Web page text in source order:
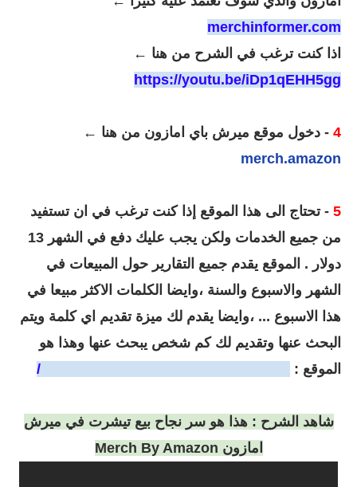
merchinformer.com
اذا كنت ترغب في الشرح من هنا ←
https://youtu.be/iDp1qEHH5gg
4 - دخول موقع ميرش باي امازون من هنا ←
merch.amazon
5 - تحتاج الى هذا الموقع إذا كنت ترغب في ان تستفيد
من جميع الخدمات ولكن يجب عليك دفع في الشهر 13
دولار . الموقع يقدم جميع التقارير حول المبيعات في
الشهر والاسبوع والسنة ،وايضا الكلمات الاكثر مبيعا في
هذا الاسبوع ... ،وايضا يقدم لك ميزة تقديم اي كلمة ويتم
البحث عنها وتقديم لك كم شخص يبحث عنها وهذا هو
الموقع :
شاهد الشرح : هذا هو سر نجاح بيع تيشرت في ميرش
امازون Merch By Amazon